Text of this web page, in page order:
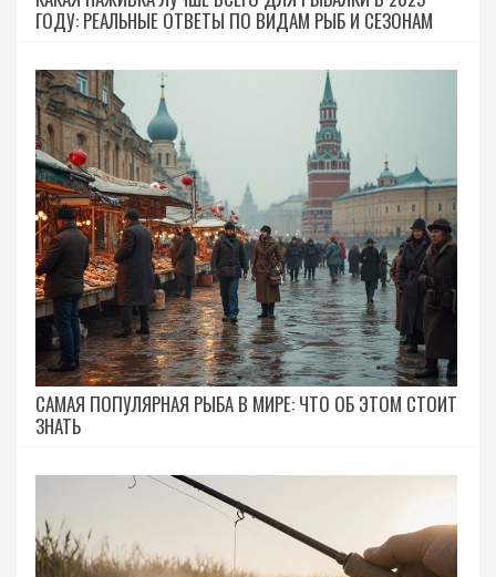
ГОДУ: РЕАЛЬНЫЕ ОТВЕТЫ ПО ВИДАМ РЫБ И СЕЗОНАМ
САМАЯ ПОПУЛЯРНАЯ РЫБА В МИРЕ: ЧТО ОБ ЭТОМ СТОИТ
ЗНАТЬ